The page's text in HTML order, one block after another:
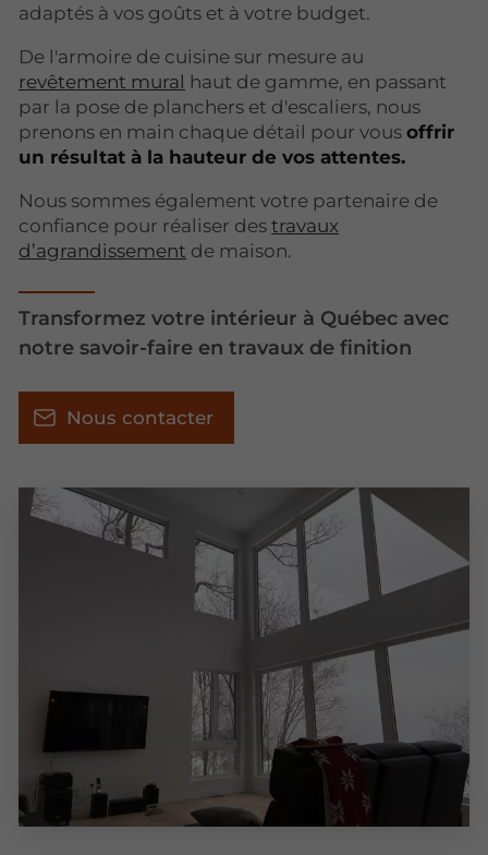
adaptés à vos goûts et à votre budget.
De l'armoire de cuisine sur mesure au
revêtement mural haut de gamme, en passant
par la pose de planchers et d'escaliers, nous
prenons en main chaque détail pour vous offrir
un résultat à la hauteur de vos attentes.
Nous sommes également votre partenaire de
confiance pour réaliser des travaux
d’agrandissement de maison.
Transformez votre intérieur à Québec avec
notre savoir-faire en travaux de finition
Nous contacter